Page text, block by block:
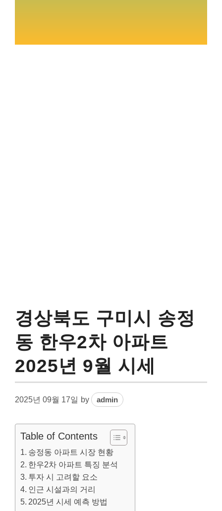
경상북도 구미시 송정
동 한우2차 아파트
2025년 9월 시세
2025년 09월 17일 by admin
Table of Contents
송정동 아파트 시장 현황
한우2차 아파트 특징 분석
투자 시 고려할 요소
인근 시설과의 거리
2025년 시세 예측 방법